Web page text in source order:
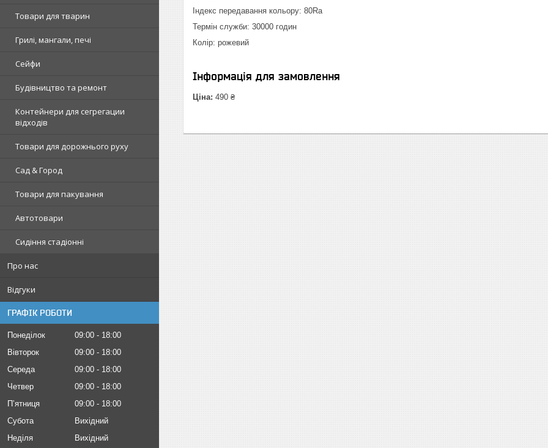
Товари для тварин
Грилі, мангали, печі
Сейфи
Будівництво та ремонт
Контейнери для сегрегации
відходів
Товари для дорожнього руху
Сад & Город
Товари для пакування
Автотовари
Сидіння стадіонні
Про нас
Відгуки
ГРАФІК РОБОТИ
Понеділок 09:00
18:00
Вівторок
09:00
18:00
Середа
09:00
18:00
Четвер
09:00
18:00
Пʼятниця
09:00
18:00
Субота
Вихідний
Неділя
Вихідний
Індекс передавання кольору: 80Ra
Термін служби: 30000 годин
Колір: рожевий
Інформація для замовлення
Ціна: 490 ₴